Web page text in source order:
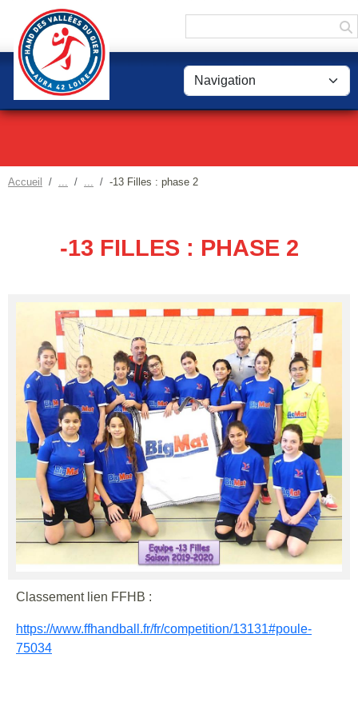
Accueil -13 Filles : phase 2
-13 FILLES : PHASE 2
Classement lien FFHB :
https://www.ffhandball.fr/fr/competition/13131#poule-
75034
Panneau de gestion des cookies